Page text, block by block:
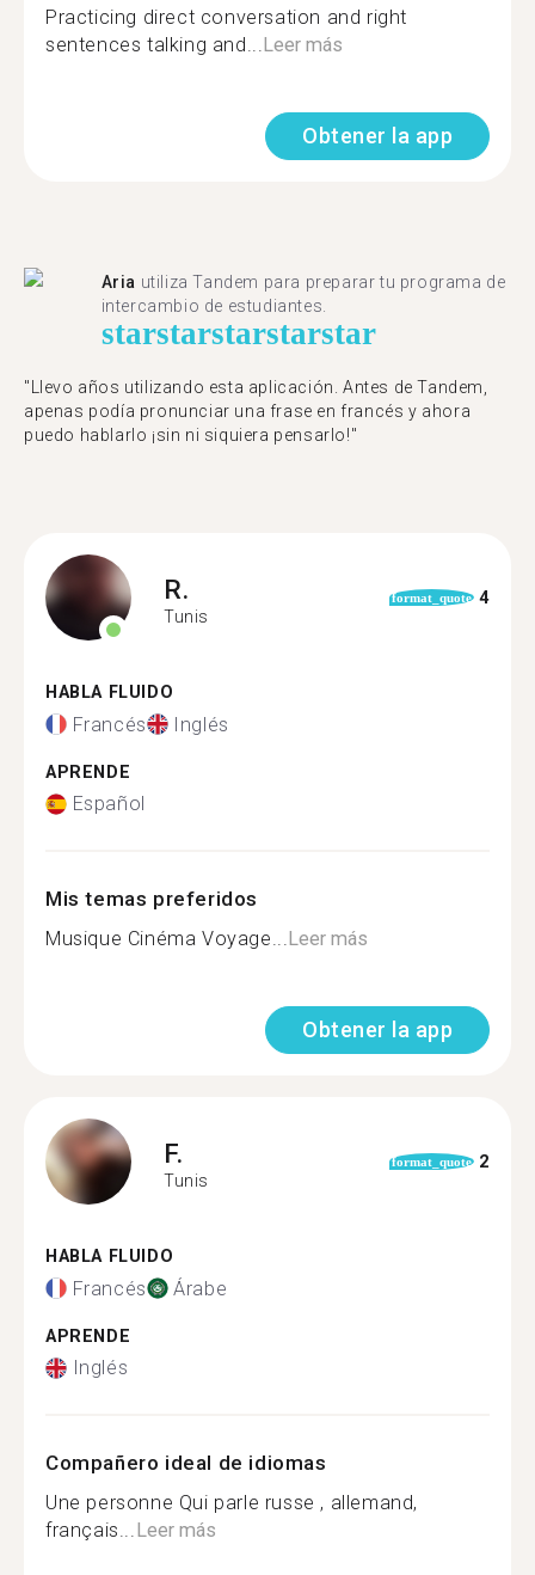
Practicing direct conversation and right
sentences talking and...Leer más
Obtener la app
Aria utiliza Tandem para preparar tu programa de
intercambio de estudiantes.
starstarstarstarstar
"Llevo años utilizando esta aplicación. Antes de Tandem,
apenas podía pronunciar una frase en francés y ahora
puedo hablarlo ¡sin ni siquiera pensarlo!"
R.
Tunis
format_quote 4
HABLA FLUIDO
Francés Inglés
APRENDE
Español
Mis temas preferidos
Musique Cinéma Voyage...Leer más
Obtener la app
F.
Tunis
format_quote 2
HABLA FLUIDO
Francés Árabe
APRENDE
Inglés
Compañero ideal de idiomas
Une personne Qui parle russe , allemand,
français...Leer más